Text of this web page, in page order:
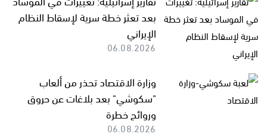
بعد تعثر خطة سرية لإسقاط النظام
الإيراني
06.08.2026
وزارة الاقتصاد تحذر من ألعاب
"سكوشي" بعد بلاغات عن حروق
وروائح خطرة
06.08.2026